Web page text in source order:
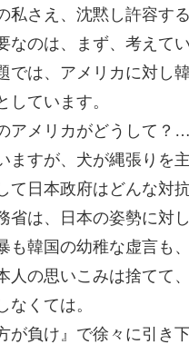
私さえ、沈黙し許容す
なのは、まず、考えて
では、アメリカに対し
しています。
アメリカがどうして？
ますが、犬が縄張りを
て日本政府はどんな対
省は、日本の姿勢に対
も韓国の幼稚な虚言も
人の思いこみは捨てて
なくては。
が負け』で徐々に引き